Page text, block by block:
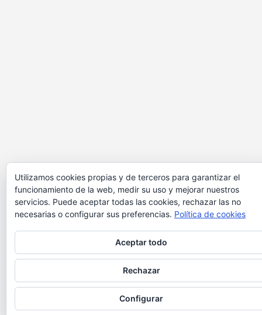
Utilizamos cookies propias y de terceros para garantizar el
funcionamiento de la web, medir su uso y mejorar nuestros
servicios. Puede aceptar todas las cookies, rechazar las no
necesarias o configurar sus preferencias. Política de cookies
Aceptar todo
Rechazar
Configurar